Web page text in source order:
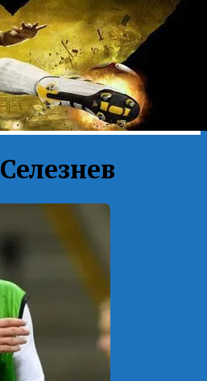
Селезнев